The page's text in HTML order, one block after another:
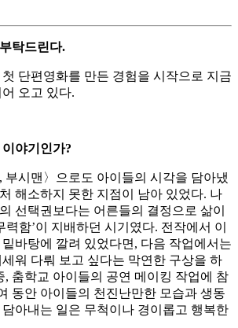
탁드린다.
단편영화를 만든 경험을 시작으로 지금
오고 있다.
야기인가?
부시맨〉으로도 아이들의 시각을 담아냈
해소하지 못한 지점이 남아 있었다. 나
선택권보다는 어른들의 결정으로 삶이
력함’이 지배하던 시기였다. 전작에서 이
바탕에 깔려 있었다면, 다음 작업에서는
워 다뤄 보고 싶다는 막연한 구상을 하
, 춤학교 아이들의 공연 메이킹 작업에 참
동안 아이들의 천진난만한 모습과 생동
아내는 일은 무척이나 경이롭고 행복한